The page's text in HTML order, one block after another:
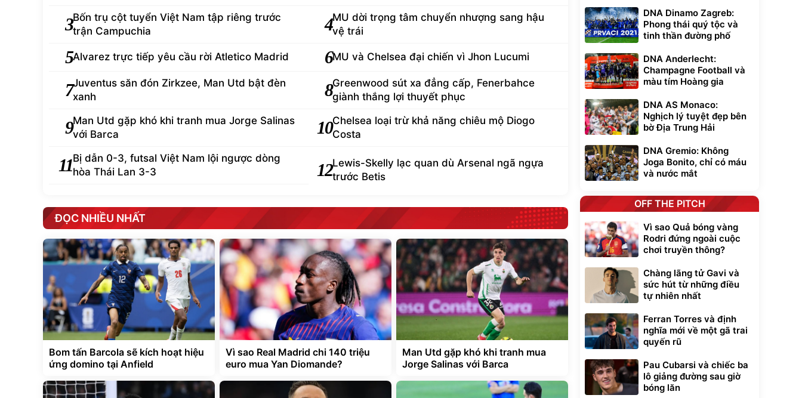
3Bốn trụ cột tuyển Việt Nam tập riêng trước
trận Campuchia
4MU dời trọng tâm chuyển nhượng sang hậu
vệ trái
5Alvarez trực tiếp yêu cầu rời Atletico Madrid 6MU và Chelsea đại chiến vì Jhon Lucumi
7Juventus săn đón Zirkzee, Man Utd bật đèn
xanh
8Greenwood sút xa đẳng cấp, Fenerbahce
giành thắng lợi thuyết phục
9Man Utd gặp khó khi tranh mua Jorge Salinas
với Barca
10Chelsea loại trừ khả năng chiêu mộ Diogo
Costa
11Bị dẫn 0-3, futsal Việt Nam lội ngược dòng
hòa Thái Lan 3-3
12Lewis-Skelly lạc quan dù Arsenal ngã ngựa
trước Betis
ĐỌC NHIỀU NHẤT
Bom tấn Barcola sẽ kích hoạt hiệu
ứng domino tại Anfield
Vì sao Real Madrid chi 140 triệu
euro mua Yan Diomande?
Man Utd gặp khó khi tranh mua
Jorge Salinas với Barca
DNA Dinamo Zagreb:
Phong thái quý tộc và
tinh thần đường phố
DNA Anderlecht:
Champagne Football và
màu tím Hoàng gia
DNA AS Monaco:
Nghịch lý tuyệt đẹp bên
bờ Địa Trung Hải
DNA Gremio: Không
Joga Bonito, chỉ có máu
và nước mắt
OFF THE PITCH
Vì sao Quả bóng vàng
Rodri đứng ngoài cuộc
chơi truyền thông?
Chàng lãng tử Gavi và
sức hút từ những điều
tự nhiên nhất
Ferran Torres và định
nghĩa mới về một gã trai
quyến rũ
Pau Cubarsi và chiếc ba
lô giảng đường sau giờ
bóng lăn